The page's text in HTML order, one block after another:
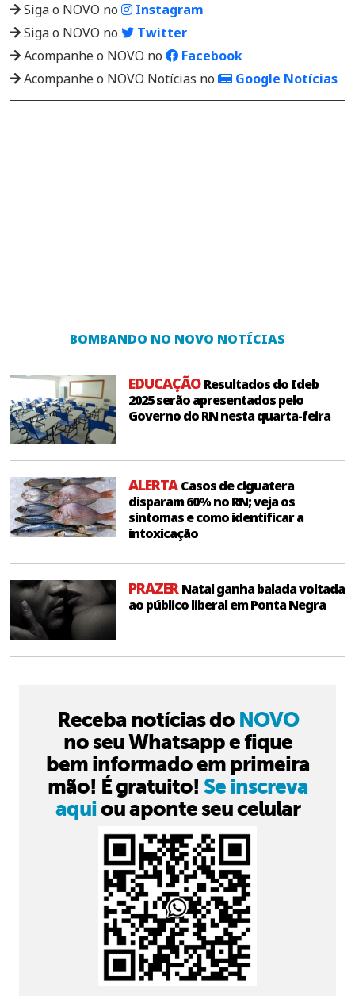
Siga o NOVO no
Instagram
Siga o NOVO no
Twitter
Acompanhe o NOVO no
Facebook
Acompanhe o NOVO Notícias no
Google Notícias
BOMBANDO NO NOVO NOTÍCIAS
EDUCAÇÃOResultados do Ideb
2025 serão apresentados pelo
Governo do RN nesta quarta-feira
ALERTACasos de ciguatera
disparam 60% no RN; veja os
sintomas e como identificar a
intoxicação
PRAZERNatal ganha balada voltada
ao público liberal em Ponta Negra
Receba notícias do NOVO
no seu Whatsapp e fique
bem informado em primeira
mão! É gratuito! Se inscreva
aquiou aponte seu celular